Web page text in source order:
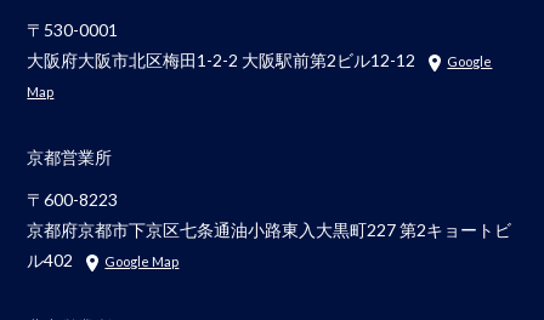
〒530-0001
大阪府大阪市北区梅田1-2-2 大阪駅前第2ビル12-12
Google
Map
京都営業所
〒600-8223
京都府京都市下京区七条通油小路東入大黒町227 第2キョートビ
ル402
Google Map